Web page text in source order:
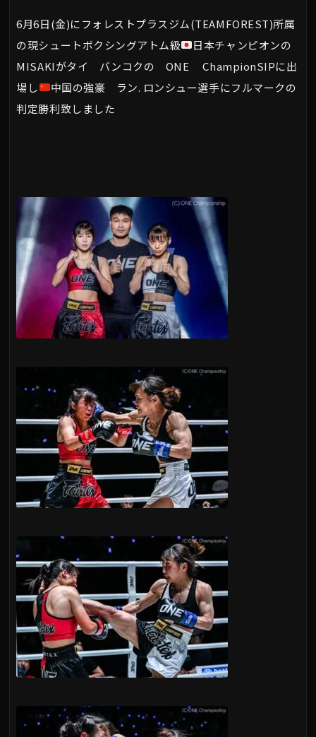
6月6日(金)にフォレストプラスジム(TEAMFOREST)所属
の現シュートボクシングアトム級
日本チャンピオンの
MISAKIがタイ バンコクの ONE ChampionSIPに出
場し
中国の強豪 ラン. ロンシュー選手にフルマークの
判定勝利致しました